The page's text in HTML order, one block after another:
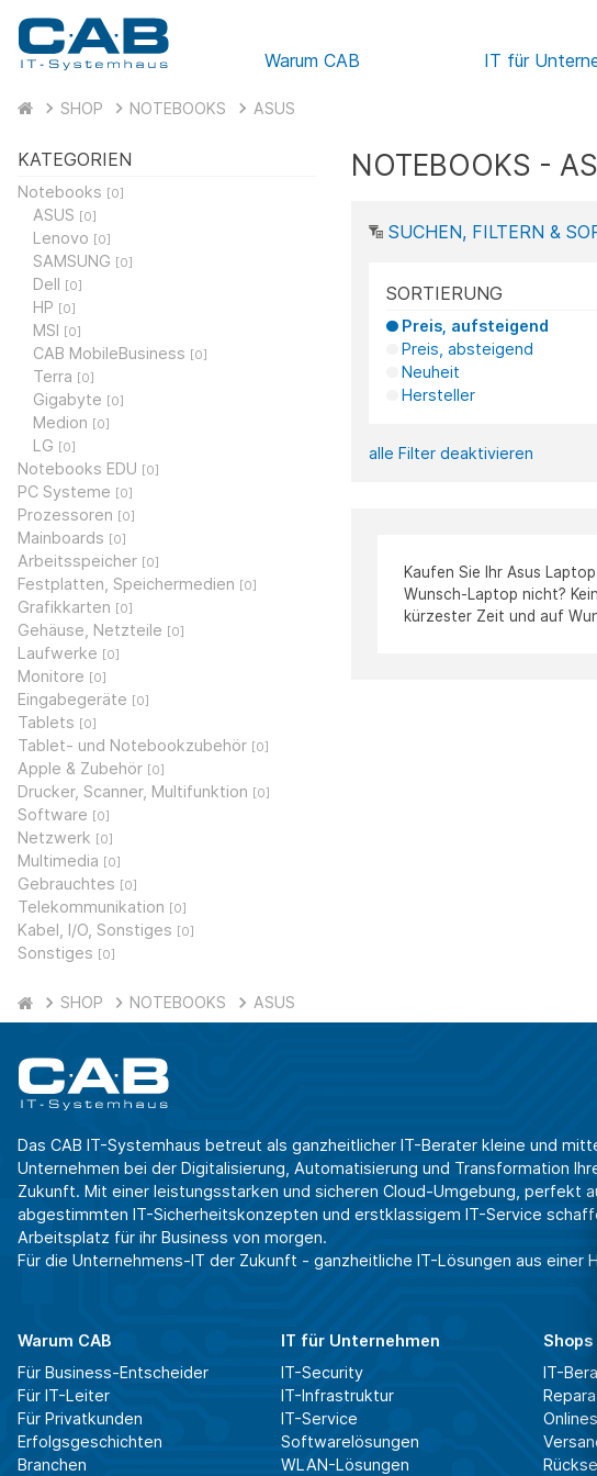
Warum CAB IT für
SHOP NOTEBOOKS ASUS
KATEGORIEN
Notebooks [0]
ASUS [0]
Lenovo [0]
SAMSUNG [0]
Dell [0]
HP [0]
MSI [0]
CAB MobileBusiness [0]
Terra [0]
Gigabyte [0]
Medion [0]
LG [0]
Notebooks EDU [0]
PC Systeme [0]
Prozessoren [0]
Mainboards [0]
Arbeitsspeicher [0]
Festplatten, Speichermedien [0]
Grafikkarten [0]
Gehäuse, Netzteile [0]
Laufwerke [0]
Monitore [0]
Eingabegeräte [0]
Tablets [0]
Tablet- und Notebookzubehör [0]
Apple & Zubehör [0]
Drucker, Scanner, Multifunktion [0]
Software [0]
Netzwerk [0]
Multimedia [0]
Gebrauchtes [0]
Telekommunikation [0]
Kabel, I/O, Sonstiges [0]
Sonstiges [0]
NOTEBOOKS -
SUCHEN, FILTERN &
SORTIERUNG
Preis, aufsteigend
Preis, absteigend
Neuheit
Hersteller
alle Filter deaktivieren
Kaufen Sie Ihr Asus
Wunsch-Laptop nicht?
kürzester Zeit und auf
SHOP NOTEBOOKS ASUS
Das CAB IT-Systemhaus betreut als ganzheitlicher IT-Berater kleine und
Unternehmen bei der Digitalisierung, Automatisierung und Transformation
Zukunft. Mit einer leistungsstarken und sicheren Cloud-Umgebung, perfekt
abgestimmten IT-Sicherheitskonzepten und erstklassigem IT-Service
Arbeitsplatz für ihr Business von morgen.
Für die Unternehmens-IT der Zukunft - ganzheitliche IT-Lösungen aus einer
Warum CAB
Für Business-Entscheider
Für IT-Leiter
Für Privatkunden
Erfolgsgeschichten
Branchen
IT für Unternehmen
IT-Security
IT-Infrastruktur
IT-Service
Softwarelösungen
WLAN-Lösungen
Shops
IT-